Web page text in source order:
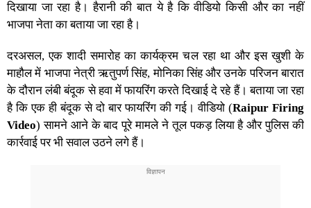
दिखाया जा रहा है। हैरानी की बात ये है कि वीडियो किसी और का नहीं
भाजपा नेता का बताया जा रहा है।
दरअसल, एक शादी समारोह का कार्यक्रम चल रहा था और इस खुशी के
माहौल में भाजपा नेत्री ऋतुपर्ण सिंह, मोनिका सिंह और उनके परिजन बारात
के दौरान लंबी बंदूक से हवा मेंफायरिंगकरते दिखाई दे रहे हैं। बताया जा रहा
है कि एक ही बंदूक से दो बार फायरिंग की गई।वीडियो (Raipur Firing
Video) सामने आने के बाद पूरे मामले ने तूल पकड़ लिया है और पुलिस की
कार्रवाई पर भी सवाल उठने लगे हैं।